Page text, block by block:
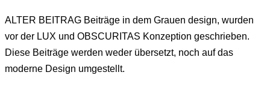
ALTER BEITRAG Beiträge in dem Grauen design, wurden
vor der LUX und OBSCURITAS Konzeption geschrieben.
Diese Beiträge werden weder übersetzt, noch auf das
moderne Design umgestellt.